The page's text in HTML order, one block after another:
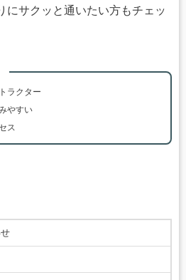
にサクッと通いたい方もチェッ
ラクター
やすい
ス